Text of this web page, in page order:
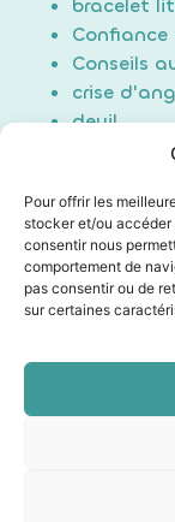
Pour offrir les
stocker et/ou accéder
consentir nous
comportement de
pas consentir ou de
sur certaines
bracelet
Confiance
Conseils
crise
deuil
hypnose
maigrir /
Non classé
poids du
Sommeil/